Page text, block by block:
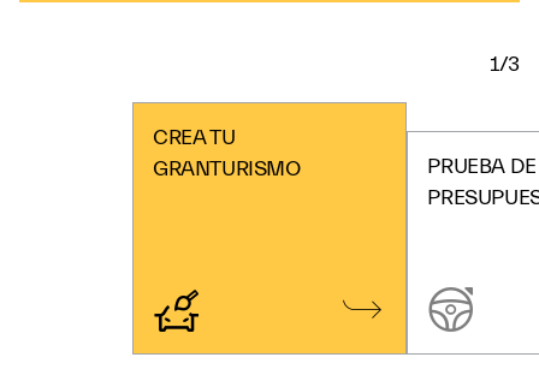
1/3
CREA TU
GRANTURISMO
PRUEBA